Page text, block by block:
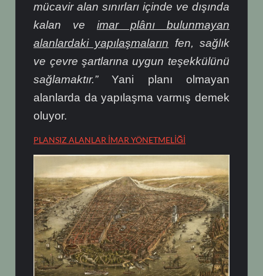
mücavir alan sınırları içinde ve dışında
kalan ve imar plânı bulunmayan
alanlardaki yapılaşmaların fen, sağlık
ve çevre şartlarına uygun teşekkülünü
sağlamaktır.”Yani planı olmayan
alanlarda da yapılaşma varmış demek
oluyor.
PLANSIZ ALANLAR İMAR YÖNETMELİĞİ